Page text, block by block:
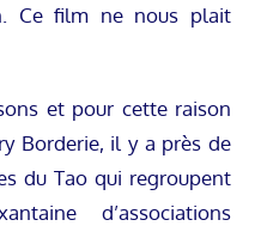
Ce film ne nous plait
et pour cette raison
Borderie, il y a près de
du Tao qui regroupent
d’associations